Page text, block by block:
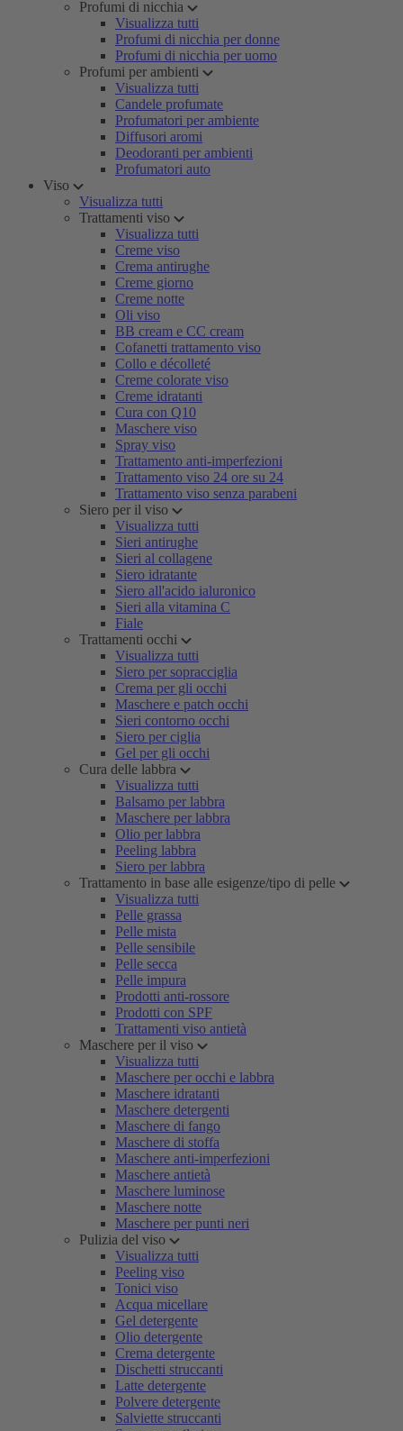
Profumi di nicchia
Visualizza tutti
Profumi di nicchia per donne
Profumi di nicchia per uomo
Profumi per ambienti
Visualizza tutti
Candele profumate
Profumatori per ambiente
Diffusori aromi
Deodoranti per ambienti
Profumatori auto
Viso
Visualizza tutti
Trattamenti viso
Visualizza tutti
Creme viso
Crema antirughe
Creme giorno
Creme notte
Oli viso
BB cream e CC cream
Cofanetti trattamento viso
Collo e décolleté
Creme colorate viso
Creme idratanti
Cura con Q10
Maschere viso
Spray viso
Trattamento anti-imperfezioni
Trattamento viso 24 ore su 24
Trattamento viso senza parabeni
Siero per il viso
Visualizza tutti
Sieri antirughe
Sieri al collagene
Siero idratante
Siero all'acido ialuronico
Sieri alla vitamina C
Fiale
Trattamenti occhi
Visualizza tutti
Siero per sopracciglia
Crema per gli occhi
Maschere e patch occhi
Sieri contorno occhi
Siero per ciglia
Gel per gli occhi
Cura delle labbra
Visualizza tutti
Balsamo per labbra
Maschere per labbra
Olio per labbra
Peeling labbra
Siero per labbra
Trattamento in base alle esigenze/tipo di pelle
Visualizza tutti
Pelle grassa
Pelle mista
Pelle sensibile
Pelle secca
Pelle impura
Prodotti anti-rossore
Prodotti con SPF
Trattamenti viso antietà
Maschere per il viso
Visualizza tutti
Maschere per occhi e labbra
Maschere idratanti
Maschere detergenti
Maschere di fango
Maschere di stoffa
Maschere anti-imperfezioni
Maschere antietà
Maschere luminose
Maschere notte
Maschere per punti neri
Pulizia del viso
Visualizza tutti
Peeling viso
Tonici viso
Acqua micellare
Gel detergente
Olio detergente
Crema detergente
Dischetti struccanti
Latte detergente
Polvere detergente
Salviette struccanti